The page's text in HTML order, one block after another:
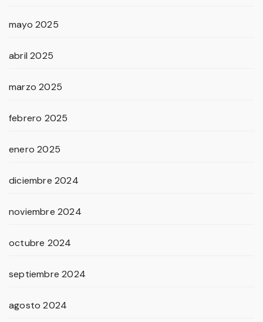
mayo 2025
abril 2025
marzo 2025
febrero 2025
enero 2025
diciembre 2024
noviembre 2024
octubre 2024
septiembre 2024
agosto 2024